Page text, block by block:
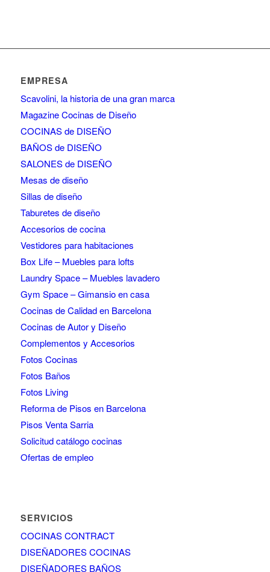
EMPRESA
Scavolini, la historia de una gran marca
Magazine Cocinas de Diseño
COCINAS de DISEÑO
BAÑOS de DISEÑO
SALONES de DISEÑO
Mesas de diseño
Sillas de diseño
Taburetes de diseño
Accesorios de cocina
Vestidores para habitaciones
Box Life – Muebles para lofts
Laundry Space – Muebles lavadero
Gym Space – Gimansio en casa
Cocinas de Calidad en Barcelona
Cocinas de Autor y Diseño
Complementos y Accesorios
Fotos Cocinas
Fotos Baños
Fotos Living
Reforma de Pisos en Barcelona
Pisos Venta Sarria
Solicitud catálogo cocinas
Ofertas de empleo
SERVICIOS
COCINAS CONTRACT
DISEÑADORES COCINAS
DISEÑADORES BAÑOS